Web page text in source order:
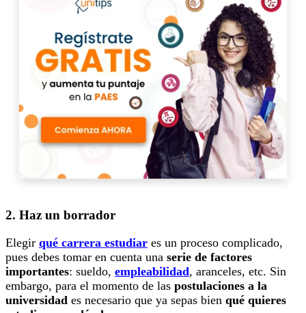
2. Haz un borrador
Elegir qué carrera estudiar es un proceso complicado,
pues debes tomar en cuenta una serie de factores
importantes: sueldo, empleabilidad, aranceles, etc. Sin
embargo, para el momento de las postulaciones a la
universidad es necesario que ya sepas bien qué quieres